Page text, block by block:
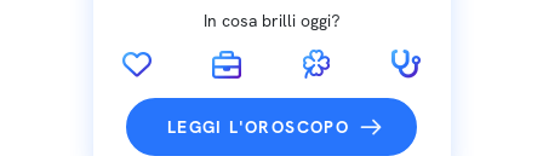
In cosa brilli oggi?
LEGGI L'OROSCOPO